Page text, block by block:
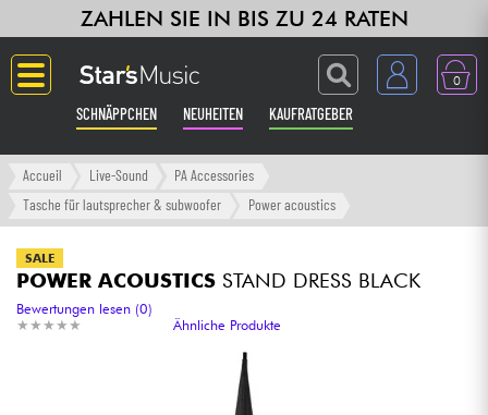
ZAHLEN SIE IN BIS ZU 24 RATEN
0
SCHNÄPPCHEN NEUHEITEN KAUFRATGEBER
Langue
Verstärker & Effekte
Klaviere & Piano
Accueil Live-Sound
PA Accessories
Tasche für lautsprecher & subwoofer
Power acoustics
SALE
POWER ACOUSTICS STAND DRESS BLACK
★ ★ ★ ★ ★
★ ★ ★ ★ ★
Bewertungen lesen (0)
Ähnliche Produkte